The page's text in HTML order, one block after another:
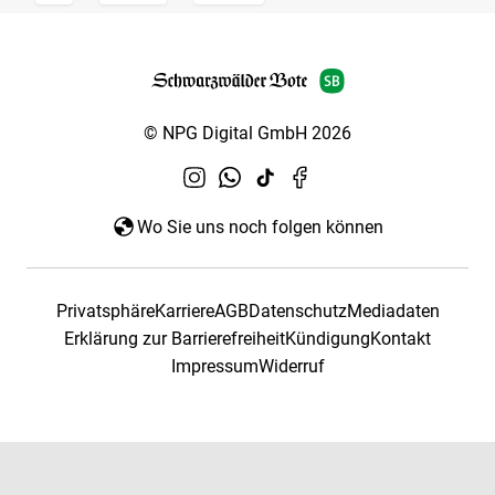
© NPG Digital GmbH 2026
Wo Sie uns noch folgen können
PrivatsphäreKarriereAGBDatenschutzMediadaten
Erklärung zur BarrierefreiheitKündigungKontakt
ImpressumWiderruf